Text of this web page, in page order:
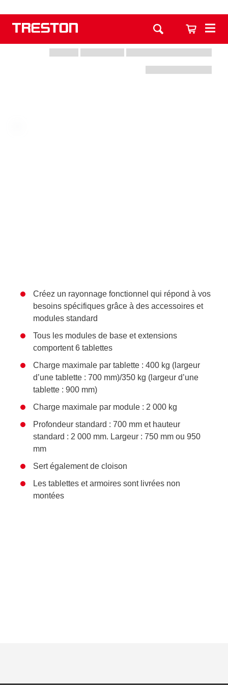
Créez un rayonnage fonctionnel qui répond à vos
besoins spécifiques grâce à des accessoires et
modules standard
Tous les modules de base et extensions
comportent 6 tablettes
Charge maximale par tablette : 400 kg (largeur
d’une tablette : 700 mm)/350 kg (largeur d’une
tablette : 900 mm)
Charge maximale par module : 2 000 kg
Profondeur standard : 700 mm et hauteur
standard : 2 000 mm. Largeur : 750 mm ou 950
mm
Sert également de cloison
Les tablettes et armoires sont livrées non
montées